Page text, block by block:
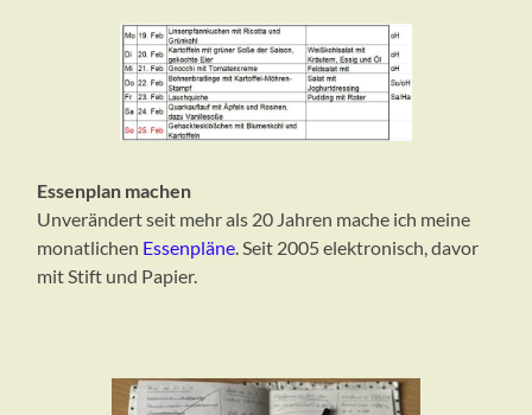
Essenplan machen
Unverändert seit mehr als 20 Jahren mache ich meine
monatlichen Essenpläne. Seit 2005 elektronisch, davor
mit Stift und Papier.